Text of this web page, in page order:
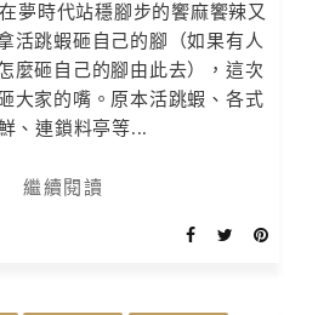
夢時代站穩腳步的饗麻饗辣又
活跳蝦砸自己的腳（如果有人
麼砸自己的腳由此去），這次
大家的嘴。原本活跳蝦、各式
、連鎖料亭等...
繼續閱讀